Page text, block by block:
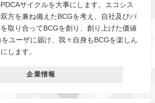
サイクルを大事にします。エコシス
方を兼ね備えたBCGを考え、自社及びパ
取り合ってBCGを創り、創り上げた価値
ユーザに届け、我々自身もBCGを楽しん
します。
企業情報